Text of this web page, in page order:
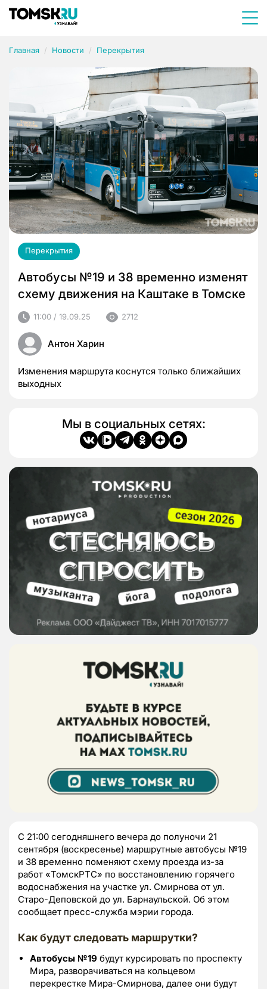
Главная Новости Перекрытия
Перекрытия
Автобусы №19 и 38 временно изменят
схему движения на Каштаке в Томске
11:00 / 19.09.25 2712
Антон Харин
Изменения маршрута коснутся только ближайших
выходных
Мы в социальных сетях:
С 21:00 сегодняшнего вечера до полуночи 21
сентября (воскресенье) маршрутные автобусы №19
и 38 временно поменяют схему проезда из-за
работ «ТомскРТС» по восстановлению горячего
водоснабжения на участке ул. Смирнова от ул.
Старо-Деповской до ул. Барнаульской. Об этом
сообщает пресс-служба мэрии города.
Как будут следовать маршрутки?
Автобусы №19 будут курсировать по проспекту
Мира, разворачиваться на кольцевом
перекрестке Мира-Смирнова, далее они будут